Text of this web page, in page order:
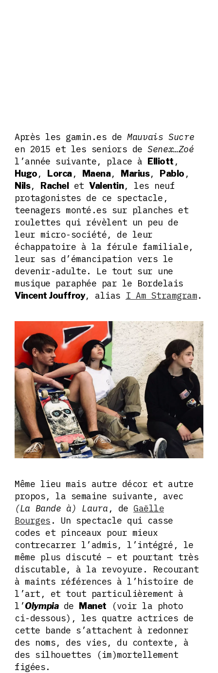
Après les gamin.es de Mauvais Sucre
en 2015 et les seniors de Senex…Zoé
l’année suivante, place à Elliott ,
Hugo, Lorca, Maena, Marius, Pablo ,
Nils, Rachelet Valentin, les neuf
protagonistes de ce spectacle,
teenagers monté.es sur planches et
roulettes qui révèlent un peu de
leur micro-société, de leur
échappatoire à la férule familiale,
leur sas d’émancipation vers le
devenir-adulte. Le tout sur une
musique paraphée par le Bordelais
Vincent Jouffroy, alias I Am Stramgram.
Même lieu mais autre décor et autre
propos, la semaine suivante, avec
(La Bande à) Laura , de Gaëlle
Bourges . Un spectacle qui casse
codes et pinceaux pour mieux
contrecarrer l’admis, l’intégré, le
même plus discuté – et pourtant très
discutable, à la revoyure. Recourant
à maints références à l’histoire de
l’art, et tout particulièrement à
l’Olympiade Manet (voir la photo
ci-dessous), les quatre actrices de
cette bande s’attachent à redonner
des noms, des vies, du contexte, à
des silhouettes (im)mortellement
figées.